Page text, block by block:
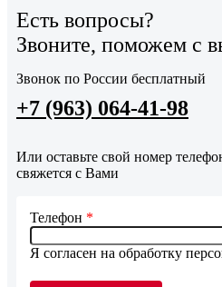
Есть вопросы?
Звоните, поможем с
Звонок по России бесплатный
+7 (963) 064-41-98
Или оставьте свой номер
свяжется с Вами
Я согласен на обработку
Телефон *